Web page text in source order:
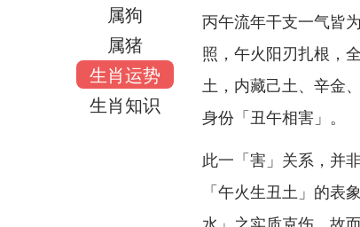
属狗
属猪
生肖运势
生肖知识
丙午流年干支一气皆
照，午火阳刃扎根，
土，内藏己土、辛金
身份「丑午相害」。
此一「害」关系，并
「午火生丑土」的表